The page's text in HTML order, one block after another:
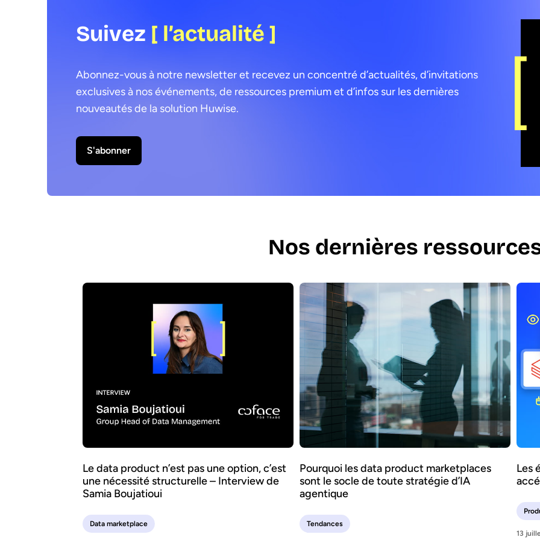
Suivez [ l’actualité ]
Abonnez-vous à notre newsletter et recevez un concentré d’actualités, d’invitations
exclusives à nos événements, de ressources premium et d’infos sur les dernières
nouveautés de la solution Huwise.
S'abonner
Nos dernières
Le data product n’est pas une option, c’est
une nécessité structurelle – Interview de
Samia Boujatioui
Data marketplace
Pourquoi les data product marketplaces
sont le socle de toute stratégie d’IA
agentique
Tendances
Les
13